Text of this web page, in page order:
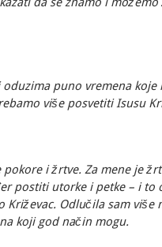
puno vremena
više posvetiti Isusu
i žrtve. Za mene je
postiti utorke i petke – i to
Odlučila sam
koji god način mogu.